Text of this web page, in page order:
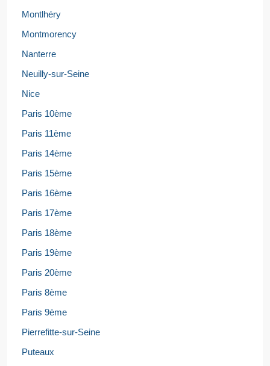
Montlhéry
Montmorency
Nanterre
Neuilly-sur-Seine
Nice
Paris 10ème
Paris 11ème
Paris 14ème
Paris 15ème
Paris 16ème
Paris 17ème
Paris 18ème
Paris 19ème
Paris 20ème
Paris 8ème
Paris 9ème
Pierrefitte-sur-Seine
Puteaux